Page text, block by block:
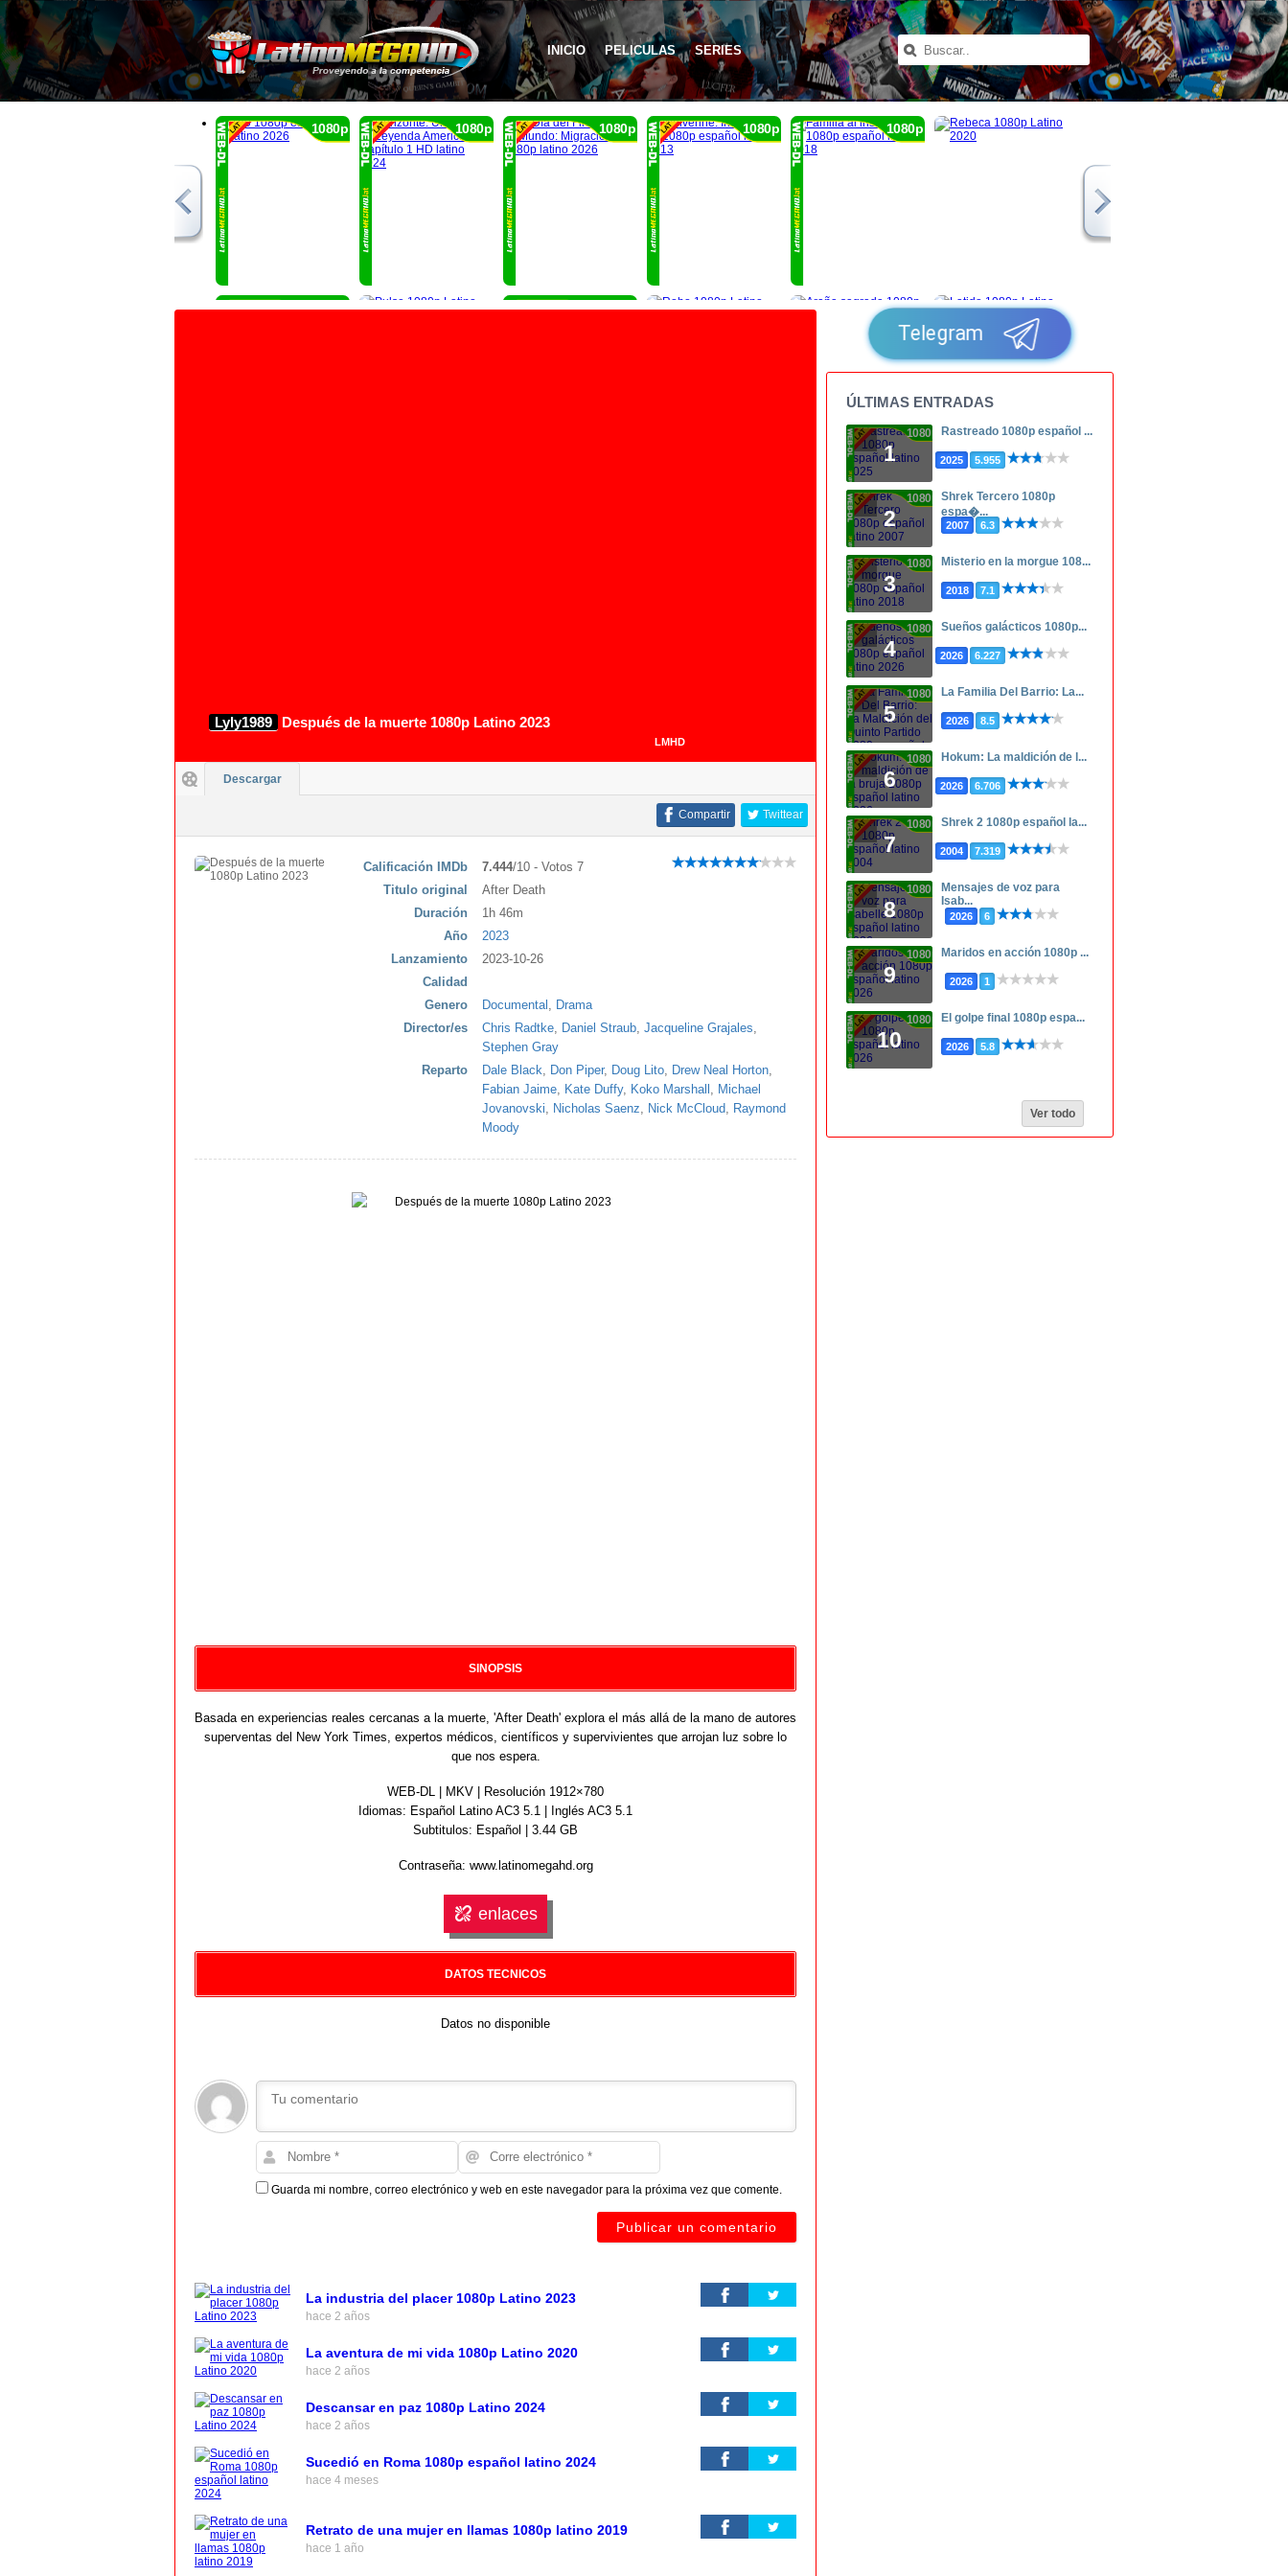
INICIO PELICULAS SERIES
1080p 1080p 1080p 1080p 1080p
1080p 1080p
Lyly1989 Después de la muerte 1080p Latino 2023
LMHD
Descargar
Twittear
Compartir
Calificación IMDb 7.444/10 - Votos 7
Titulo original
After Death
Duración
1h 46m
Año
2023
Lanzamiento
2023-10-26
Calidad
Genero
Documental , Drama
Director/es
Chris Radtke, Daniel Straub, Jacqueline Grajales,
Stephen Gray
Reparto
Dale Black, Don Piper, Doug Lito, Drew Neal Horton,
Fabian Jaime, Kate Duffy, Koko Marshall , Michael
Jovanovski, Nicholas Saenz, Nick McCloud, Raymond
Moody
SINOPSIS
Basada en experiencias reales cercanas a la muerte, 'After Death' explora el más allá de la mano de autores
superventas del New York Times, expertos médicos, científicos y supervivientes que arrojan luz sobre lo
que nos espera.
WEB-DL | MKV | Resolución 1912×780
Idiomas: Español Latino AC3 5.1 | Inglés AC3 5.1
Subtitulos: Español | 3.44 GB
Contraseña: www.latinomegahd.org
enlaces
DATOS TECNICOS
Datos no disponible
Guarda mi nombre, correo electrónico y web en este navegador para la próxima vez que comente.
La industria del placer 1080p Latino 2023
hace 2 años
La aventura de mi vida 1080p Latino 2020
hace 2 años
Descansar en paz 1080p Latino 2024
hace 2 años
Sucedió en Roma 1080p español latino 2024
hace 4 meses
Retrato de una mujer en llamas 1080p latino 2019
hace 1 año
Telegram
ÚLTIMAS ENTRADAS
1
1080p Rastreado 1080p español ...
2025 5.955
2
1080p
Shrek Tercero 1080p
espa�...
2007 6.3
3
1080p Misterio en la morgue 108...
2018 7.1
4
1080p Sueños galácticos 1080p...
2026 6.227
5
1080p La Familia Del Barrio: La...
2026 8.5
6
1080p Hokum: La maldición de l...
2026 6.706
7
1080p Shrek 2 1080p español la...
2004 7.319
8
1080p
Mensajes de voz para
Isab...
2026 6
9
1080p Maridos en acción 1080p ...
2026 1
10
1080p El golpe final 1080p espa...
2026 5.8
Ver todo